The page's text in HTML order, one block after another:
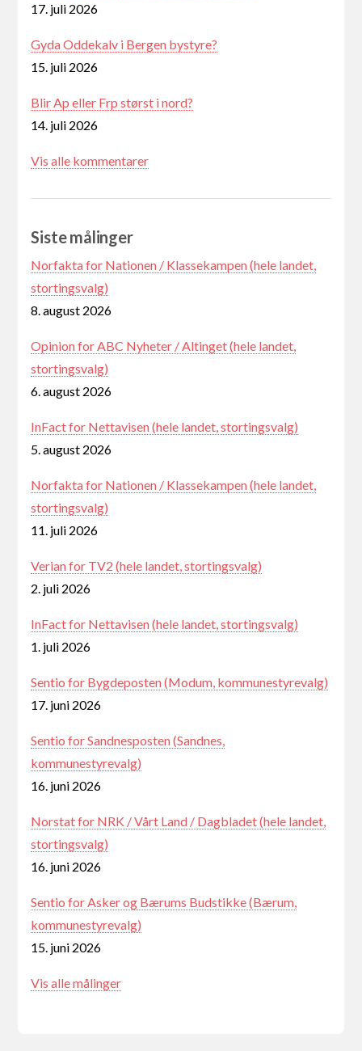
17. juli 2026
Gyda Oddekalv i Bergen bystyre?
15. juli 2026
Blir Ap eller Frp størst i nord?
14. juli 2026
Vis alle kommentarer
Siste målinger
Norfakta for Nationen / Klassekampen (hele landet,
stortingsvalg)
8. august 2026
Opinion for ABC Nyheter / Altinget (hele landet,
stortingsvalg)
6. august 2026
InFact for Nettavisen (hele landet, stortingsvalg)
5. august 2026
Norfakta for Nationen / Klassekampen (hele landet,
stortingsvalg)
11. juli 2026
Verian for TV2 (hele landet, stortingsvalg)
2. juli 2026
InFact for Nettavisen (hele landet, stortingsvalg)
1. juli 2026
Sentio for Bygdeposten (Modum, kommunestyrevalg)
17. juni 2026
Sentio for Sandnesposten (Sandnes,
kommunestyrevalg)
16. juni 2026
Norstat for NRK / Vårt Land / Dagbladet (hele landet,
stortingsvalg)
16. juni 2026
Sentio for Asker og Bærums Budstikke (Bærum,
kommunestyrevalg)
15. juni 2026
Vis alle målinger